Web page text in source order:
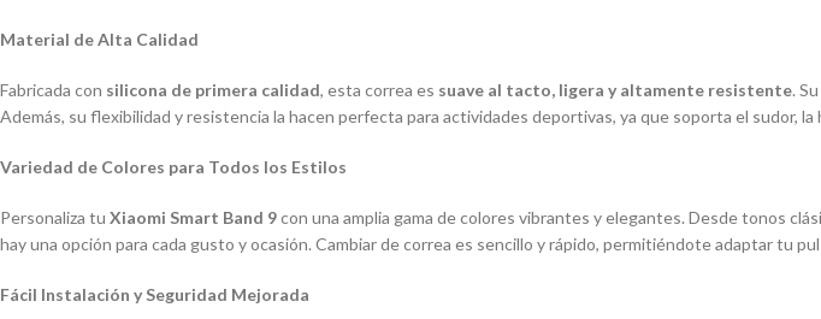
Material de Alta Calidad
Fabricada con silicona de primera calidad, esta correa es suave al tacto, ligera y altamente resistente.
Además, su flexibilidad y resistencia la hacen perfecta para actividades deportivas, ya que soporta el sudor,
Variedad de Colores para Todos los Estilos
Personaliza tu Xiaomi Smart Band 9con una amplia gama de colores vibrantes y elegantes. Desde tonos
hay una opción para cada gusto y ocasión. Cambiar de correa es sencillo y rápido, permitiéndote adaptar tu
Fácil Instalación y Seguridad Mejorada